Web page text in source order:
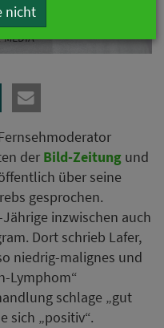
Chemotherapie. Foto:
MEDIA
der Bild-Zeitung und
über seine
gesprochen.
inzwischen auch
Dort schrieb Lafer,
niedrig-malignes und
Lymphom“
schlage „gut
sich „positiv“.
nicht